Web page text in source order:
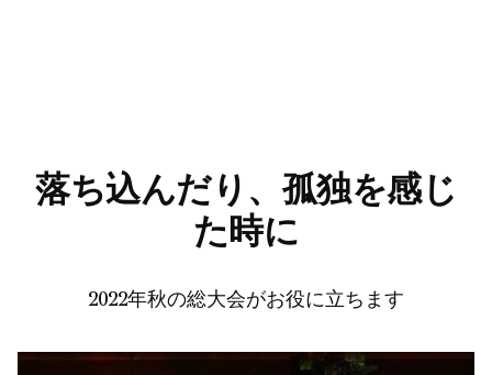
落ち込んだり、孤独を感じ
た時に
2022年秋の総大会がお役に立ちます